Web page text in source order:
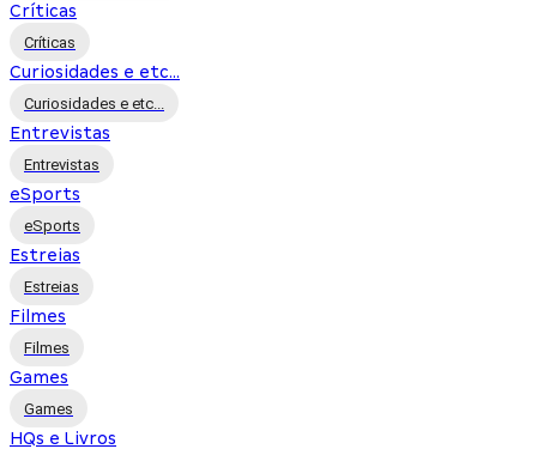
Críticas
Críticas
Curiosidades e etc...
Curiosidades e etc...
Entrevistas
Entrevistas
eSports
eSports
Estreias
Estreias
Filmes
Filmes
Games
Games
HQs e Livros